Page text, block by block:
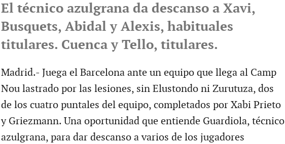
El técnico azulgrana da descanso a Xavi,
Busquets, Abidal y Alexis, habituales
titulares. Cuenca y Tello, titulares.
Madrid.- Juega el Barcelona ante un equipo que llega al Camp
Nou lastrado por las lesiones, sin Elustondo ni Zurutuza, dos
de los cuatro puntales del equipo, completados por Xabi Prieto
y Griezmann. Una oportunidad que entiende Guardiola, técnico
azulgrana, para dar descanso a varios de los jugadores